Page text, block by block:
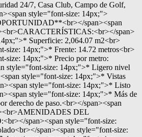
24/7, Casa Club, Campo de Golf,
style="font-size: 14px;">
span><span
span>
Superficie: 2,064.07 m2<br>
size: 14px;">* Frente: 14.72 metros<br>
size: 14px;">* Precio por metro:
style="font-size: 14px;">* Ligero nivel
style="font-size: 14px;">* Vistas
style="font-size: 14px;">* Listo
style="font-size: 14px;">* Más de
derecho de paso.<br></span><span
DEL
span><span style="font-size:
span><span style="font-size: